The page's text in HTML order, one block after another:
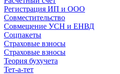
Регистрация ИП и ООО
Совместительство
Совмещение УСН и ЕНВД
Соцпакеты
Страховые взносы
Страховые взносы
Теория бухучета
Тет-а-тет